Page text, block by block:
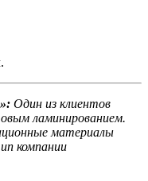
Один из клиентов
ламинированием.
материалы
компании